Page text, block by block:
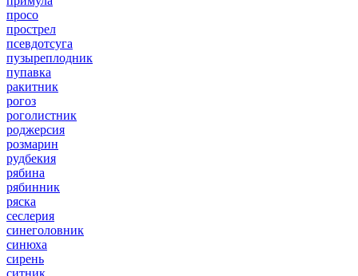
просо
прострел
псевдотсуга
пузыреплодник
пупавка
ракитник
рогоз
роголистник
роджерсия
розмарин
рудбекия
рябина
рябинник
ряска
сеслерия
синеголовник
синюха
сирень
ситник